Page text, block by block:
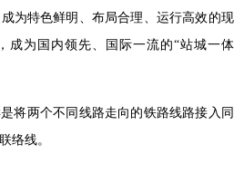
为特色鲜明、布局合理、运行高效的现
成为国内领先、国际一流的“站城一体
将两个不同线路走向的铁路线路接入同
络线。